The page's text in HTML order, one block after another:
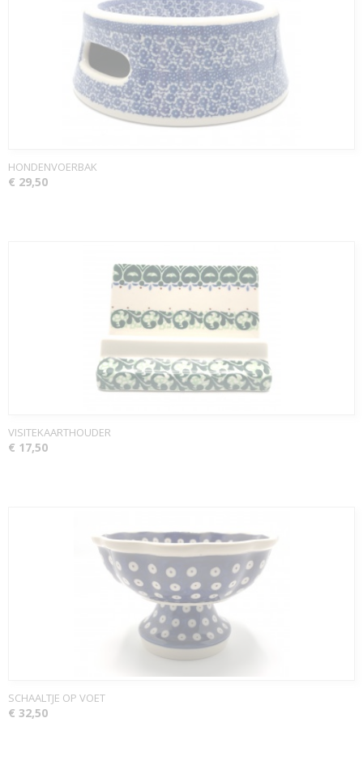
HONDENVOERBAK
€ 29,50
VISITEKAARTHOUDER
€ 17,50
SCHAALTJE OP VOET
€ 32,50